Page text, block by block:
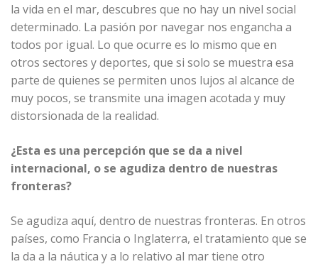
la vida en el mar, descubres que no hay un nivel social
determinado. La pasión por navegar nos engancha a
todos por igual. Lo que ocurre es lo mismo que en
otros sectores y deportes, que si solo se muestra esa
parte de quienes se permiten unos lujos al alcance de
muy pocos, se transmite una imagen acotada y muy
distorsionada de la realidad.
¿Esta es una percepción que se da a nivel
internacional, o se agudiza dentro de nuestras
fronteras?
Se agudiza aquí, dentro de nuestras fronteras. En otros
países, como Francia o Inglaterra, el tratamiento que se
la da a la náutica y a lo relativo al mar tiene otro